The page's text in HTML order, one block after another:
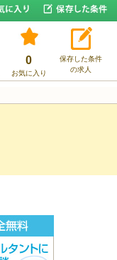
0
お気に入り
保存した条件
の求人